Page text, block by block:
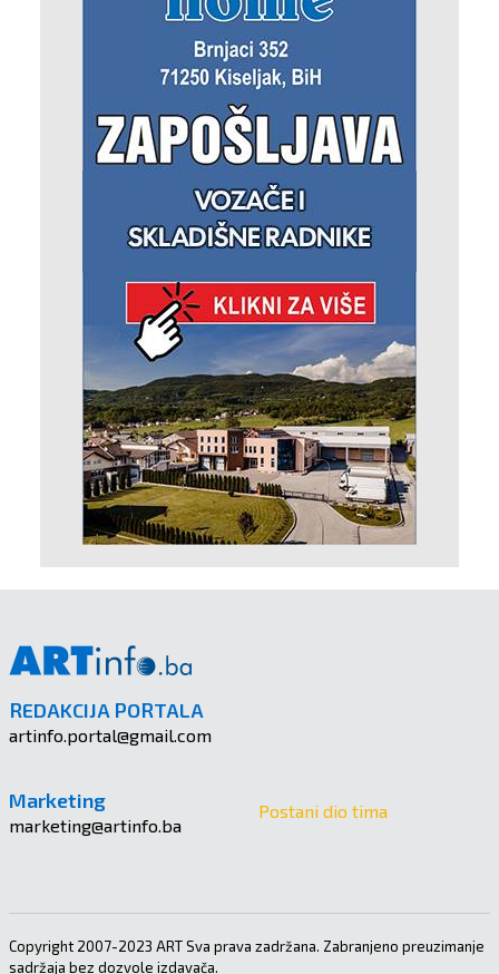
REDAKCIJA PORTALA
artinfo.portal@gmail.com
Marketing
marketing@artinfo.ba
Postani dio tima
Copyright 2007-2023 ART Sva prava zadržana. Zabranjeno preuzimanje
sadržaja bez dozvole izdavača.